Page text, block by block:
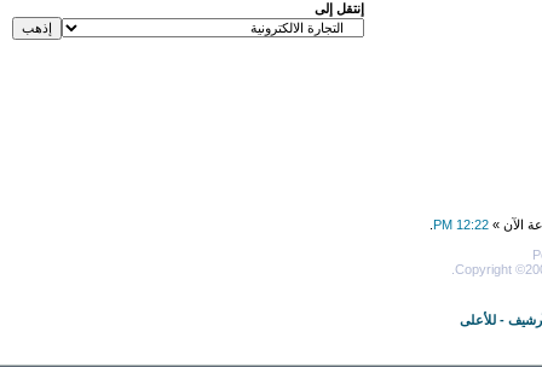
إنتقل إلى
الآن » 12:22 PM
Copyright
- للأعلى